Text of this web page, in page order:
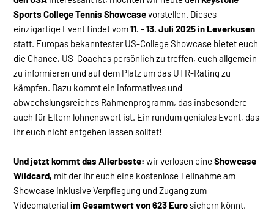
Sports College Tennis Showcasevorstellen. Dieses
einzigartige Event findet vom11. - 13. Juli 2025 in Leverkusen
statt. Europas bekanntester US-College Showcase bietet euch
die Chance, US-Coaches persönlich zu treffen, euch allgemein
zu informieren und auf dem Platz um das UTR-Rating zu
kämpfen. Dazu kommt ein informatives und
abwechslungsreiches Rahmenprogramm, das insbesondere
auch für Eltern lohnenswert ist. Ein rundum geniales Event, das
ihr euch nicht entgehen lassen solltet!
Und jetzt kommt das Allerbeste: wir verlosen eine Showcase
Wildcard, mit der ihr euch eine kostenlose Teilnahme am
Showcase inklusive Verpflegung und Zugang zum
Videomaterialim Gesamtwert von 623 Euro sichern könnt.